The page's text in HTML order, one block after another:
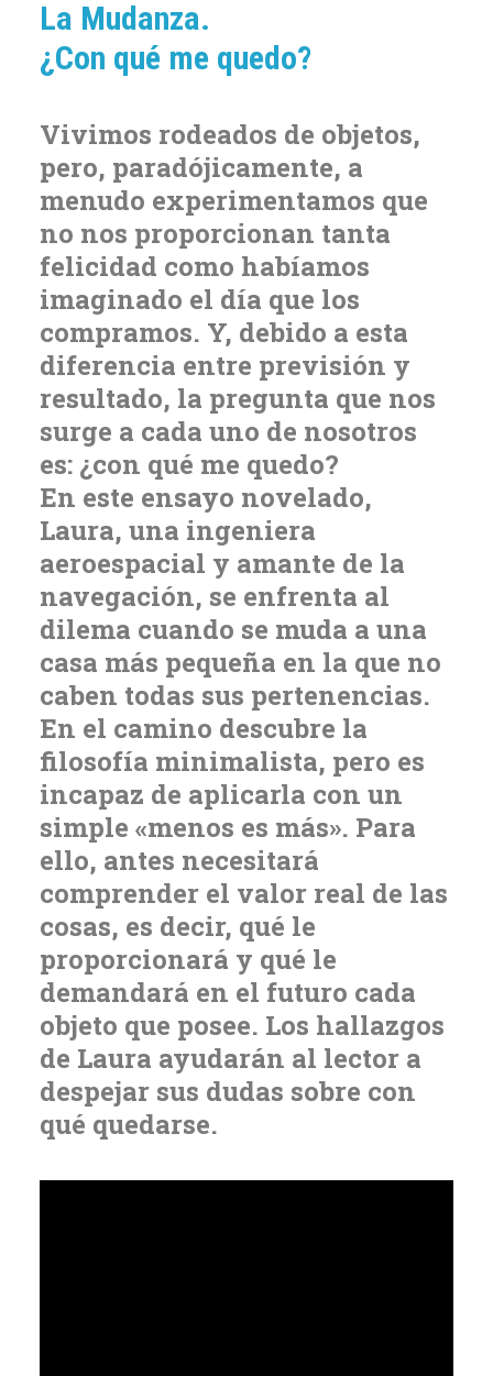
La Mudanza.
¿Con qué me quedo?
Vivimos rodeados de objetos,
pero, paradójicamente, a
menudo experimentamos que
no nos proporcionan tanta
felicidad como habíamos
imaginado el día que los
compramos. Y, debido a esta
diferencia entre previsión y
resultado, la pregunta que nos
surge a cada uno de nosotros
es: ¿con qué me quedo?
En este ensayo novelado,
Laura, una ingeniera
aeroespacial y amante de la
navegación, se enfrenta al
dilema cuando se muda a una
casa más pequeña en la que no
caben todas sus pertenencias.
En el camino descubre la
filosofía minimalista, pero es
incapaz de aplicarla con un
simple «menos es más». Para
ello, antes necesitará
comprender el valor real de las
cosas, es decir, qué le
proporcionará y qué le
demandará en el futuro cada
objeto que posee. Los hallazgos
de Laura ayudarán al lector a
despejar sus dudas sobre con
qué quedarse.